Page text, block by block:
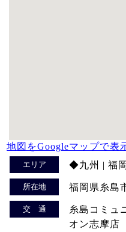
地図をGoogleマップで表
エリア ◆九州 | 福
所在地 福岡県糸島
交 通
糸島コミ
オン志摩